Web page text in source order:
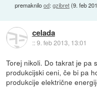
premaknilood:gzibret(9. feb
celada
::9. feb 2013, 13:01
Torej nikoli. Do takrat je pa
produkcijski ceni, če bi pa
produkcije električne